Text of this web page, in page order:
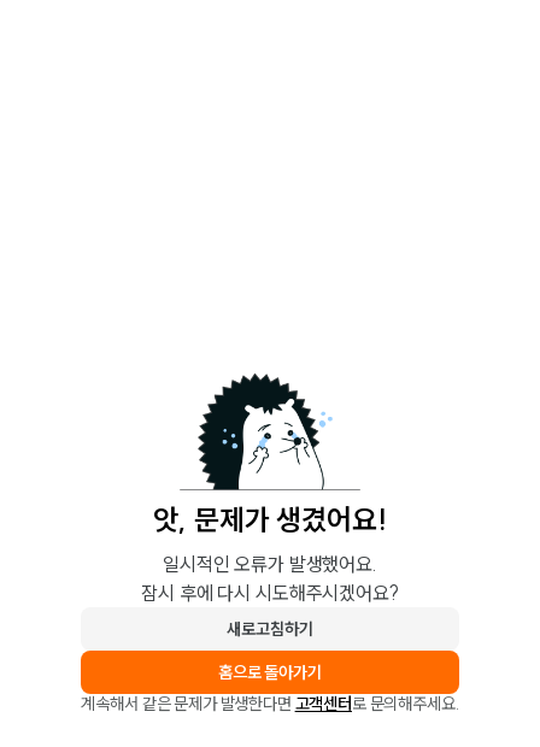
앗, 문제가 생겼어요!
일시적인 오류가 발생했어요.
잠시 후에 다시 시도해주시겠어요?
새로고침하기
홈으로 돌아가기
계속해서 같은 문제가 발생한다면 고객센터로 문의해주세요.